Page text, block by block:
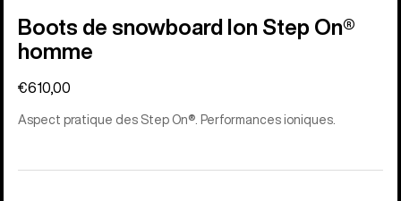
Boots de snowboard Ion Step On®
homme
€610,00
Aspect pratique des Step On®. Performances ioniques.